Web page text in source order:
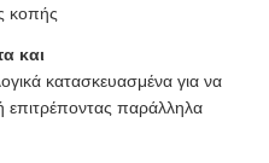
κοπής
και
κατασκευασμένα για να
επιτρέποντας παράλληλα